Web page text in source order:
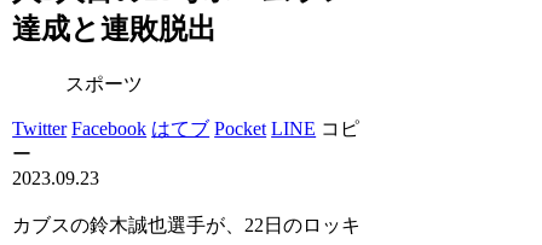
達成と連敗脱出
スポーツ
Twitter Facebook はてブ Pocket LINE コピ
ー
2023.09.23
カブスの鈴木誠也選手が、22日のロッキ